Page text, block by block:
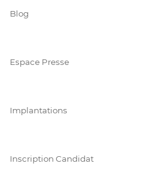
Blog
Espace Presse
Implantations
Inscription Candidat